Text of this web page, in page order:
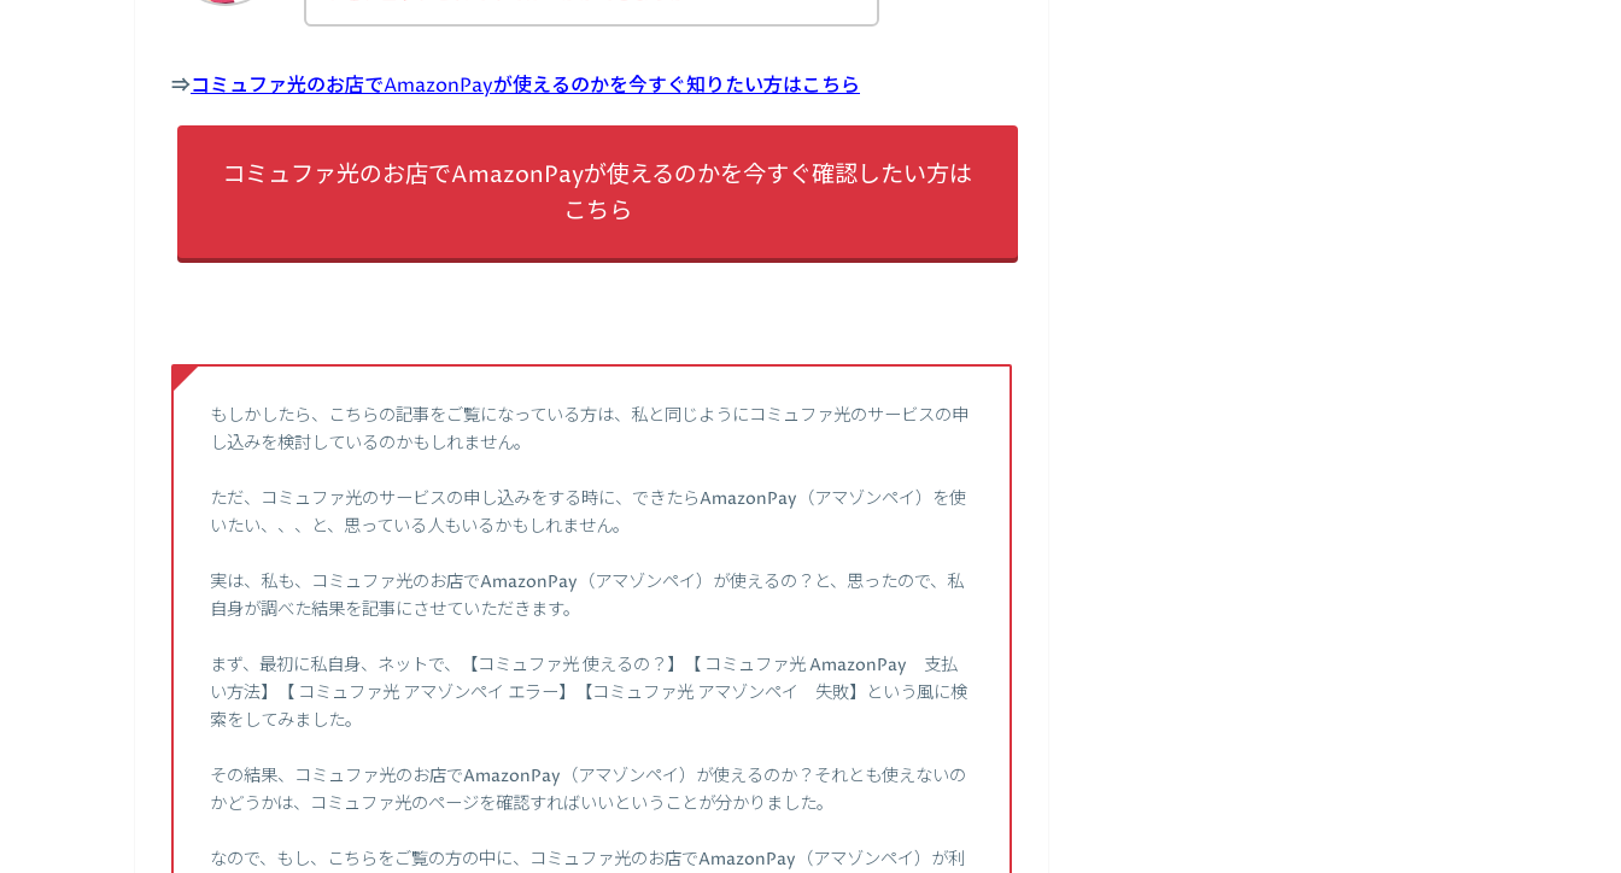
⇒コミュファ光のお店でAmazonPayが使えるのかを今すぐ知りたい方はこちら
コミュファ光のお店でAmazonPayが使えるのかを今すぐ確認したい方は
こちら
もしかしたら、こちらの記事をご覧になっている方は、私と同じようにコミュファ光のサービスの申
し込みを検討しているのかもしれません。
ただ、コミュファ光のサービスの申し込みをする時に、できたらAmazonPay（アマゾンペイ）を使
いたい、、、と、思っている人もいるかもしれません。
実は、私も、コミュファ光のお店でAmazonPay（アマゾンペイ）が使えるの？と、思ったので、私
自身が調べた結果を記事にさせていただきます。
まず、最初に私自身、ネットで、【コミュファ光 使えるの？】【 コミュファ光 AmazonPay 支払
い方法】【 コミュファ光 アマゾンペイ エラー】【コミュファ光 アマゾンペイ 失敗】という風に検
索をしてみました。
その結果、コミュファ光のお店でAmazonPay（アマゾンペイ）が使えるのか？それとも使えないの
かどうかは、コミュファ光のページを確認すればいいということが分かりました。
なので、もし、こちらをご覧の方の中に、コミュファ光のお店でAmazonPay（アマゾンペイ）が利